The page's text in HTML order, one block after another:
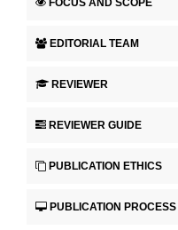
EDITORIAL TEAM
REVIEWER
REVIEWER GUIDE
PUBLICATION ETHICS
PUBLICATION PROCESS